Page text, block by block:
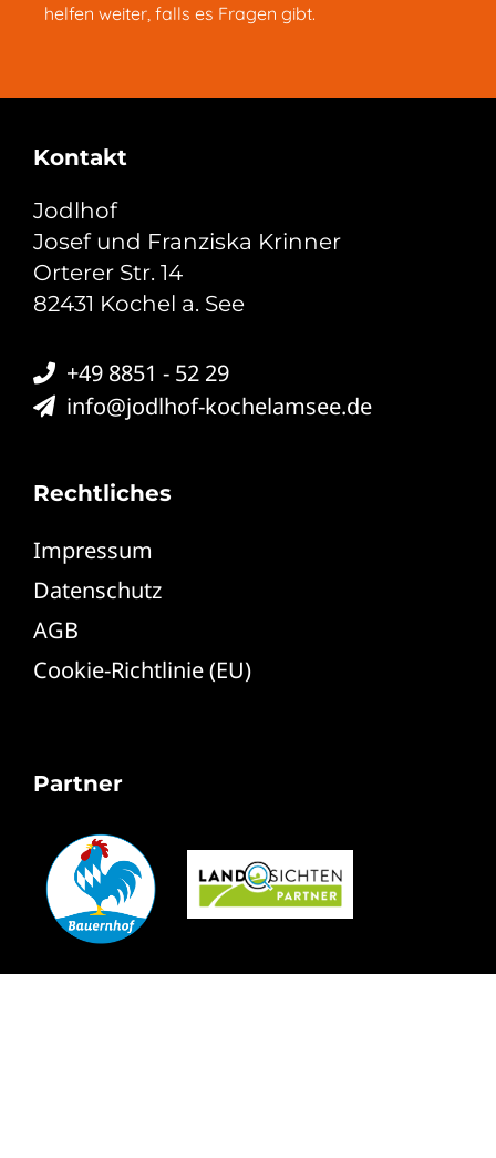
helfen weiter, falls es Fragen gibt.
Kontakt
Jodlhof
Josef und Franziska Krinner
Orterer Str. 14
82431 Kochel a. See
+49 8851 - 52 29
info@jodlhof-kochelamsee.de
Rechtliches
Impressum
Datenschutz
AGB
Cookie-Richtlinie (EU)
Partner